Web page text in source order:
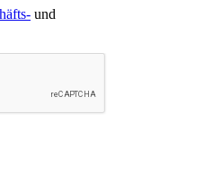
und